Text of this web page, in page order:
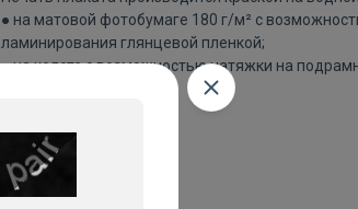
● на матовой фотобумаге 180 г/м² с
ламинирования глянцевой пленкой;
● на холсте с возможностью натяжки на